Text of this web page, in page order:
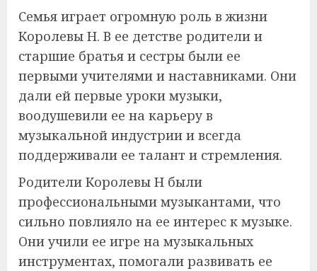
Семья играет огромную роль в жизни
Королевы Н. В ее детстве родители и
старшие братья и сестры были ее
первыми учителями и наставниками. Они
дали ей первые уроки музыки,
воодушевили ее на карьеру в
музыкальной индустрии и всегда
поддерживали ее талант и стремления.
Родители Королевы Н были
профессиональными музыкантами, что
сильно повлияло на ее интерес к музыке.
Они учили ее игре на музыкальных
инструментах, помогали развивать ее